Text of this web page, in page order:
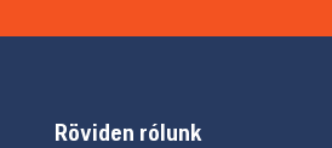
Röviden rólunk